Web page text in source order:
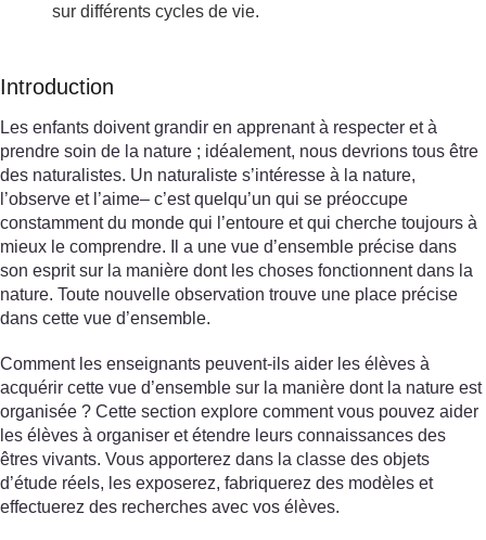
sur différents cycles de vie.
Introduction
Les enfants doivent grandir en apprenant à respecter et à
prendre soin de la nature ; idéalement, nous devrions tous être
des naturalistes. Un naturaliste s’intéresse à la nature,
l’observe et l’aime– c’est quelqu’un qui se préoccupe
constamment du monde qui l’entoure et qui cherche toujours à
mieux le comprendre. Il a une vue d’ensemble précise dans
son esprit sur la manière dont les choses fonctionnent dans la
nature. Toute nouvelle observation trouve une place précise
dans cette vue d’ensemble.
Comment les enseignants peuvent-ils aider les élèves à
acquérir cette vue d’ensemble sur la manière dont la nature est
organisée ? Cette section explore comment vous pouvez aider
les élèves à organiser et étendre leurs connaissances des
êtres vivants. Vous apporterez dans la classe des objets
d’étude réels, les exposerez, fabriquerez des modèles et
effectuerez des recherches avec vos élèves.